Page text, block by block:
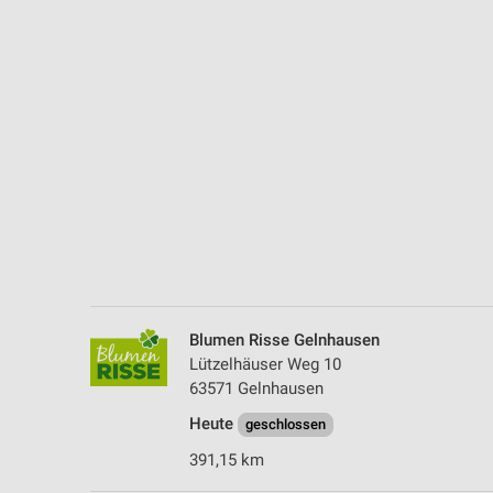
Blumen Risse Geln­hausen
Lützelhäuser Weg 10
63571 Geln­hausen
Heute
geschlossen
391,15 km
Notwendig